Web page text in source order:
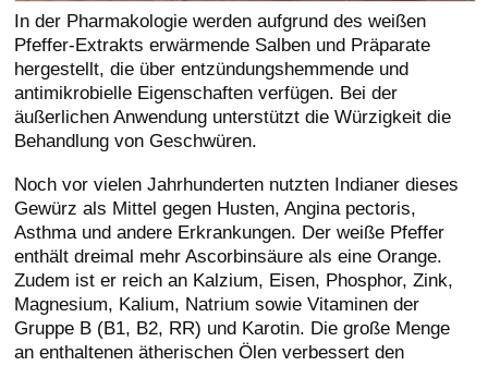
In der Pharmakologie werden aufgrund des weißen
Pfeffer-Extrakts erwärmende Salben und Präparate
hergestellt, die über entzündungshemmende und
antimikrobielle Eigenschaften verfügen. Bei der
äußerlichen Anwendung unterstützt die Würzigkeit die
Behandlung von Geschwüren.
Noch vor vielen Jahrhunderten nutzten Indianer dieses
Gewürz als Mittel gegen Husten, Angina pectoris,
Asthma und andere Erkrankungen. Der weiße Pfeffer
enthält dreimal mehr Ascorbinsäure als eine Orange.
Zudem ist er reich an Kalzium, Eisen, Phosphor, Zink,
Magnesium, Kalium, Natrium sowie Vitaminen der
Gruppe B (B1, B2, RR) und Karotin. Die große Menge
an enthaltenen ätherischen Ölen verbessert den